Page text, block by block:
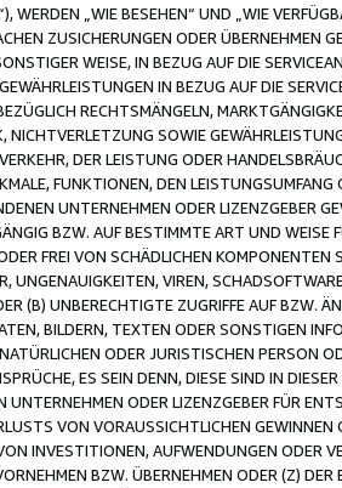
WERDEN „WIE BESEHEN“ UND „WIE
ZUSICHERUNGEN ODER ÜBERNEHMEN
WEISE, IN BEZUG AUF DIE
IN BEZUG AUF DIE
RECHTSMÄNGELN,
NICHTVERLETZUNG SOWIE
DER LEISTUNG ODER
FUNKTIONEN, DEN
UNTERNEHMEN ODER LIZENZGEBER
BZW. AUF BESTIMMTE ART UND
FREI VON SCHÄDLICHEN
UNGENAUIGKEITEN, VIREN,
(B) UNBERECHTIGTE ZUGRIFFE AUF BZW.
BILDERN, TEXTEN ODER SONSTIGEN
ODER JURISTISCHEN PERSON
ES SEIN DENN, DIESE SIND IN
UNTERNEHMEN ODER LIZENZGEBER FÜR
VON VORAUSSICHTLICHEN
INVESTITIONEN, AUFWENDUNGEN ODER
BZW. ÜBERNEHMEN ODER (Z)